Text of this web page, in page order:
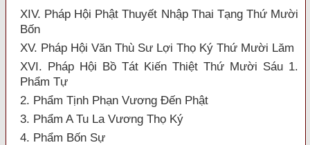
XIV. Pháp Hội Phật Thuyết Nhập Thai Tạng Thứ Mười
Bốn
XV. Pháp Hội Văn Thù Sư Lợi Thọ Ký Thứ Mười Lăm
XVI. Pháp Hội Bồ Tát Kiến Thiệt Thứ Mười Sáu 1.
Phẩm Tự
2. Phẩm Tịnh Phạn Vương Đến Phật
3. Phẩm A Tu La Vương Thọ Ký
4. Phẩm Bốn Sự